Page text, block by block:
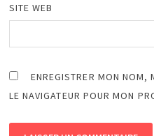
SITE WEB
ENREGISTRER MON NOM,
LE NAVIGATEUR POUR MON